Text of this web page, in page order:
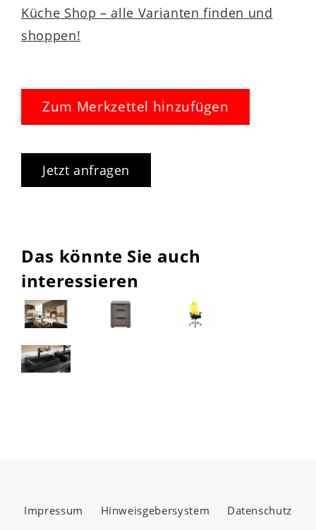
Küche Shop – alle Varianten finden und
shoppen!
Zum Merkzettel hinzufügen
Jetzt anfragen
Das könnte Sie auch
interessieren
Impressum Hinweisgebersystem Datenschutz